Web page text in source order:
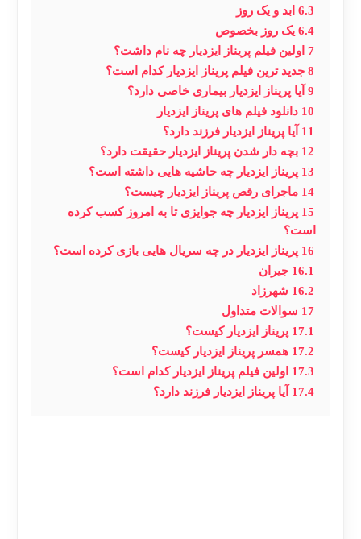
6.3 ابد و یک روز
6.4 یک روز بخصوص
7 اولین فیلم پریناز ایزدیار چه نام داشت؟
8 جدید ترین فیلم پریناز ایزدیار کدام است؟
9 آیا پریناز ایزدیار بیماری خاصی دارد؟
10 دانلود فیلم های پریناز ایزدیار
11 آیا پریناز ایزدیار فرزند دارد؟
12 بچه دار شدن پریناز ایزدیار حقیقت دارد؟
13 پریناز ایزدیار چه حاشیه هایی داشته است؟
14 ماجرای رقص پریناز ایزدیار چیست؟
15 پریناز ایزدیار چه جوایزی تا به امروز کسب کرده
است؟
16 پریناز ایزدیار در چه سریال هایی بازی کرده است؟
16.1 جیران
16.2 شهرزاد
17 سوالات متداول
17.1 پریناز ایزدیار کیست؟
17.2 همسر پریناز ایزدیار کیست؟
17.3 اولین فیلم پریناز ایزدیار کدام است؟
17.4 آیا پریناز ایزدیار فرزند دارد؟